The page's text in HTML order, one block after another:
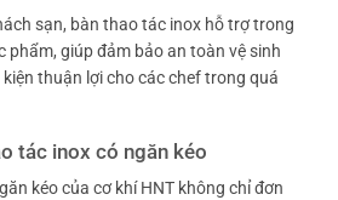
sạn, bàn thao tác inox hỗ trợ trong
giúp đảm bảo an toàn vệ sinh
thuận lợi cho các chef trong quá
tác inox có ngăn kéo
kéo của cơ khí HNT không chỉ đơn